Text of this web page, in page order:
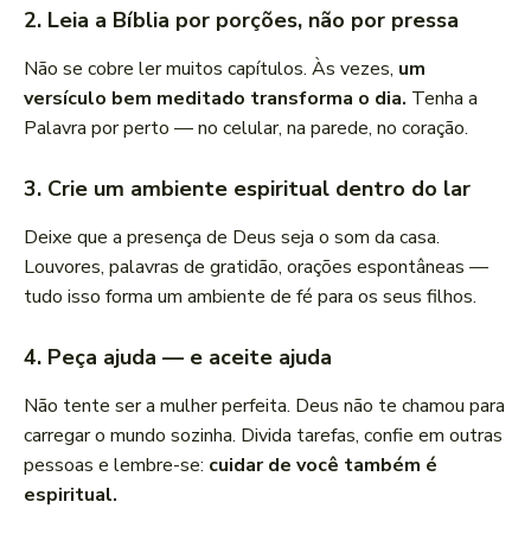
2. Leia a Bíblia por porções, não por pressa
Não se cobre ler muitos capítulos. Às vezes, um
versículo bem meditado transforma o dia. Tenha a
Palavra por perto — no celular, na parede, no coração.
3. Crie um ambiente espiritual dentro do lar
Deixe que a presença de Deus seja o som da casa.
Louvores, palavras de gratidão, orações espontâneas —
tudo isso forma um ambiente de fé para os seus filhos.
4. Peça ajuda — e aceite ajuda
Não tente ser a mulher perfeita. Deus não te chamou para
carregar o mundo sozinha. Divida tarefas, confie em outras
pessoas e lembre-se: cuidar de você também é
espiritual.